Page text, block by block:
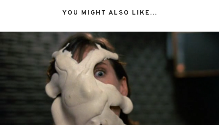
YOU MIGHT ALSO LIKE...